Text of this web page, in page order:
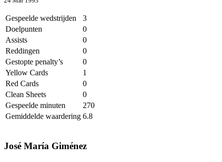
Gespeelde wedstrijden
3
Doelpunten
0
Assists
0
Reddingen
0
Gestopte penalty’s
0
Yellow Cards
1
Red Cards
0
Clean Sheets
0
Gespeelde minuten
270
Gemiddelde waardering 6.8
José María Giménez